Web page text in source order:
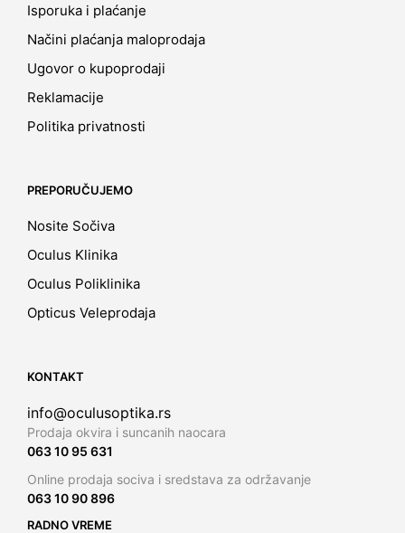
Isporuka i plaćanje
Načini plaćanja maloprodaja
Ugovor o kupoprodaji
Reklamacije
Politika privatnosti
PREPORUČUJEMO
Nosite Sočiva
Oculus Klinika
Oculus Poliklinika
Opticus Veleprodaja
KONTAKT
info@oculusoptika.rs
Prodaja okvira i suncanih naocara
063 10 95 631
Online prodaja sociva i sredstava za održavanje
063 10 90 896
RADNO VREME